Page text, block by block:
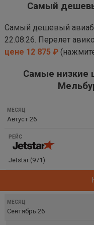
Самый
Самый дешевый
22.08.26. Перелет
цене 12 875 ₽
Самые низкие
МЕСЯЦ
ВЫЛЕТ
РЕЙС
Август 26
Jetstar (971)
Сентябрь 26